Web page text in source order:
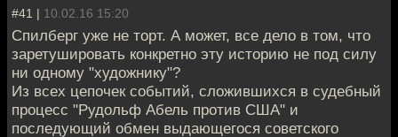
#41 | 10.02.16 15:20
Спилберг уже не торт. А может, все дело в том, что
заретушировать конкретно эту историю не под силу
ни одному "художнику"?
Из всех цепочек событий, сложившихся в судебный
процесс "Рудольф Абель против США" и
последующий обмен выдающегося советского